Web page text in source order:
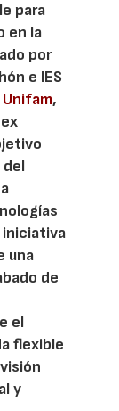
para
en la
por
e IES
Unifam,
del
iniciativa
una
de
el
flexible
y